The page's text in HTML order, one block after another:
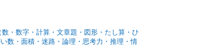
・数字・計算・文章題・図形・たし算・ひ
数・面積・迷路・論理・思考力・推理・情